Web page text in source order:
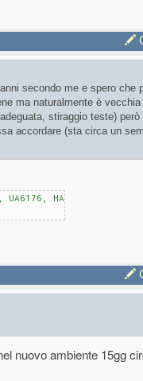
secondo me e spero che
ma naturalmente è vecchia
stiraggio teste) però
accordare (sta circa un
HA
nuovo ambiente 15gg